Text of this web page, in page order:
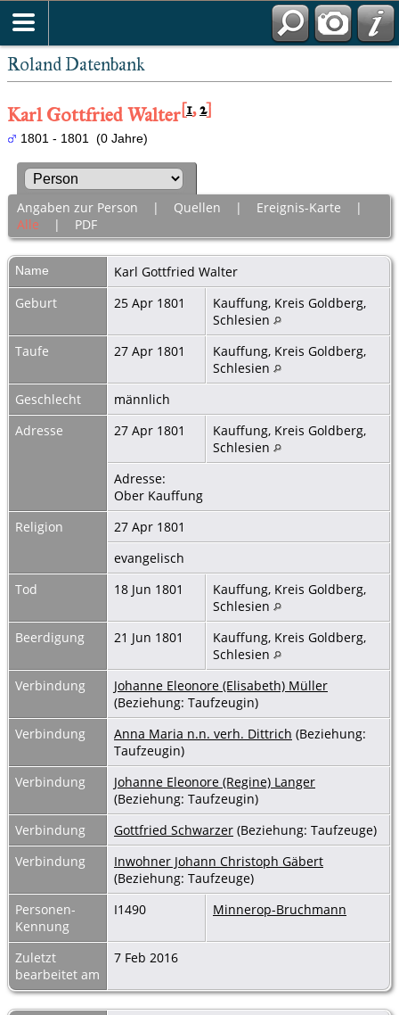
Roland Datenbank
Karl Gottfried Walter[1,2]
1801 - 1801 (0 Jahre)
Angaben zur Person | Quellen | Ereignis-Karte |
Alle | PDF
Name Karl Gottfried Walter
Geburt
25 Apr 1801
Kauffung, Kreis Goldberg,
Schlesien
Taufe
27 Apr 1801
Kauffung, Kreis Goldberg,
Schlesien
Geschlecht
männlich
Adresse
27 Apr 1801
Kauffung, Kreis Goldberg,
Schlesien
Adresse:
Ober Kauffung
Religion
27 Apr 1801
evangelisch
Tod
18 Jun 1801
Kauffung, Kreis Goldberg,
Schlesien
Beerdigung
21 Jun 1801
Kauffung, Kreis Goldberg,
Schlesien
Verbindung
Johanne Eleonore (Elisabeth) Müller
(Beziehung: Taufzeugin)
Verbindung
Anna Maria n.n. verh. Dittrich (Beziehung:
Taufzeugin)
Verbindung
Johanne Eleonore (Regine) Langer
(Beziehung: Taufzeugin)
Verbindung
Gottfried Schwarzer (Beziehung: Taufzeuge)
Verbindung
Inwohner Johann Christoph Gäbert
(Beziehung: Taufzeuge)
Personen-
Kennung
I1490 Minnerop-Bruchmann
Zuletzt
bearbeitet am
7 Feb 2016